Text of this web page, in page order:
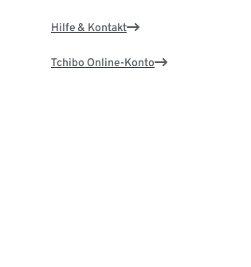
Hilfe & Kontakt
Tchibo Online-Konto